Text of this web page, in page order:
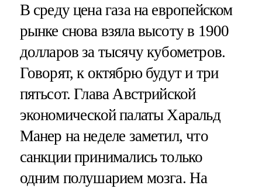
В среду цена газа на европейском
рынке снова взяла высоту в 1900
долларов за тысячу кубометров.
Говорят, к октябрю будут и три
пятьсот. Глава Австрийской
экономической палаты Харальд
Манер на неделе заметил, что
санкции принимались только
одним полушарием мозга. На